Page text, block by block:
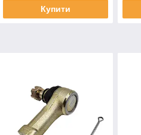
Купити